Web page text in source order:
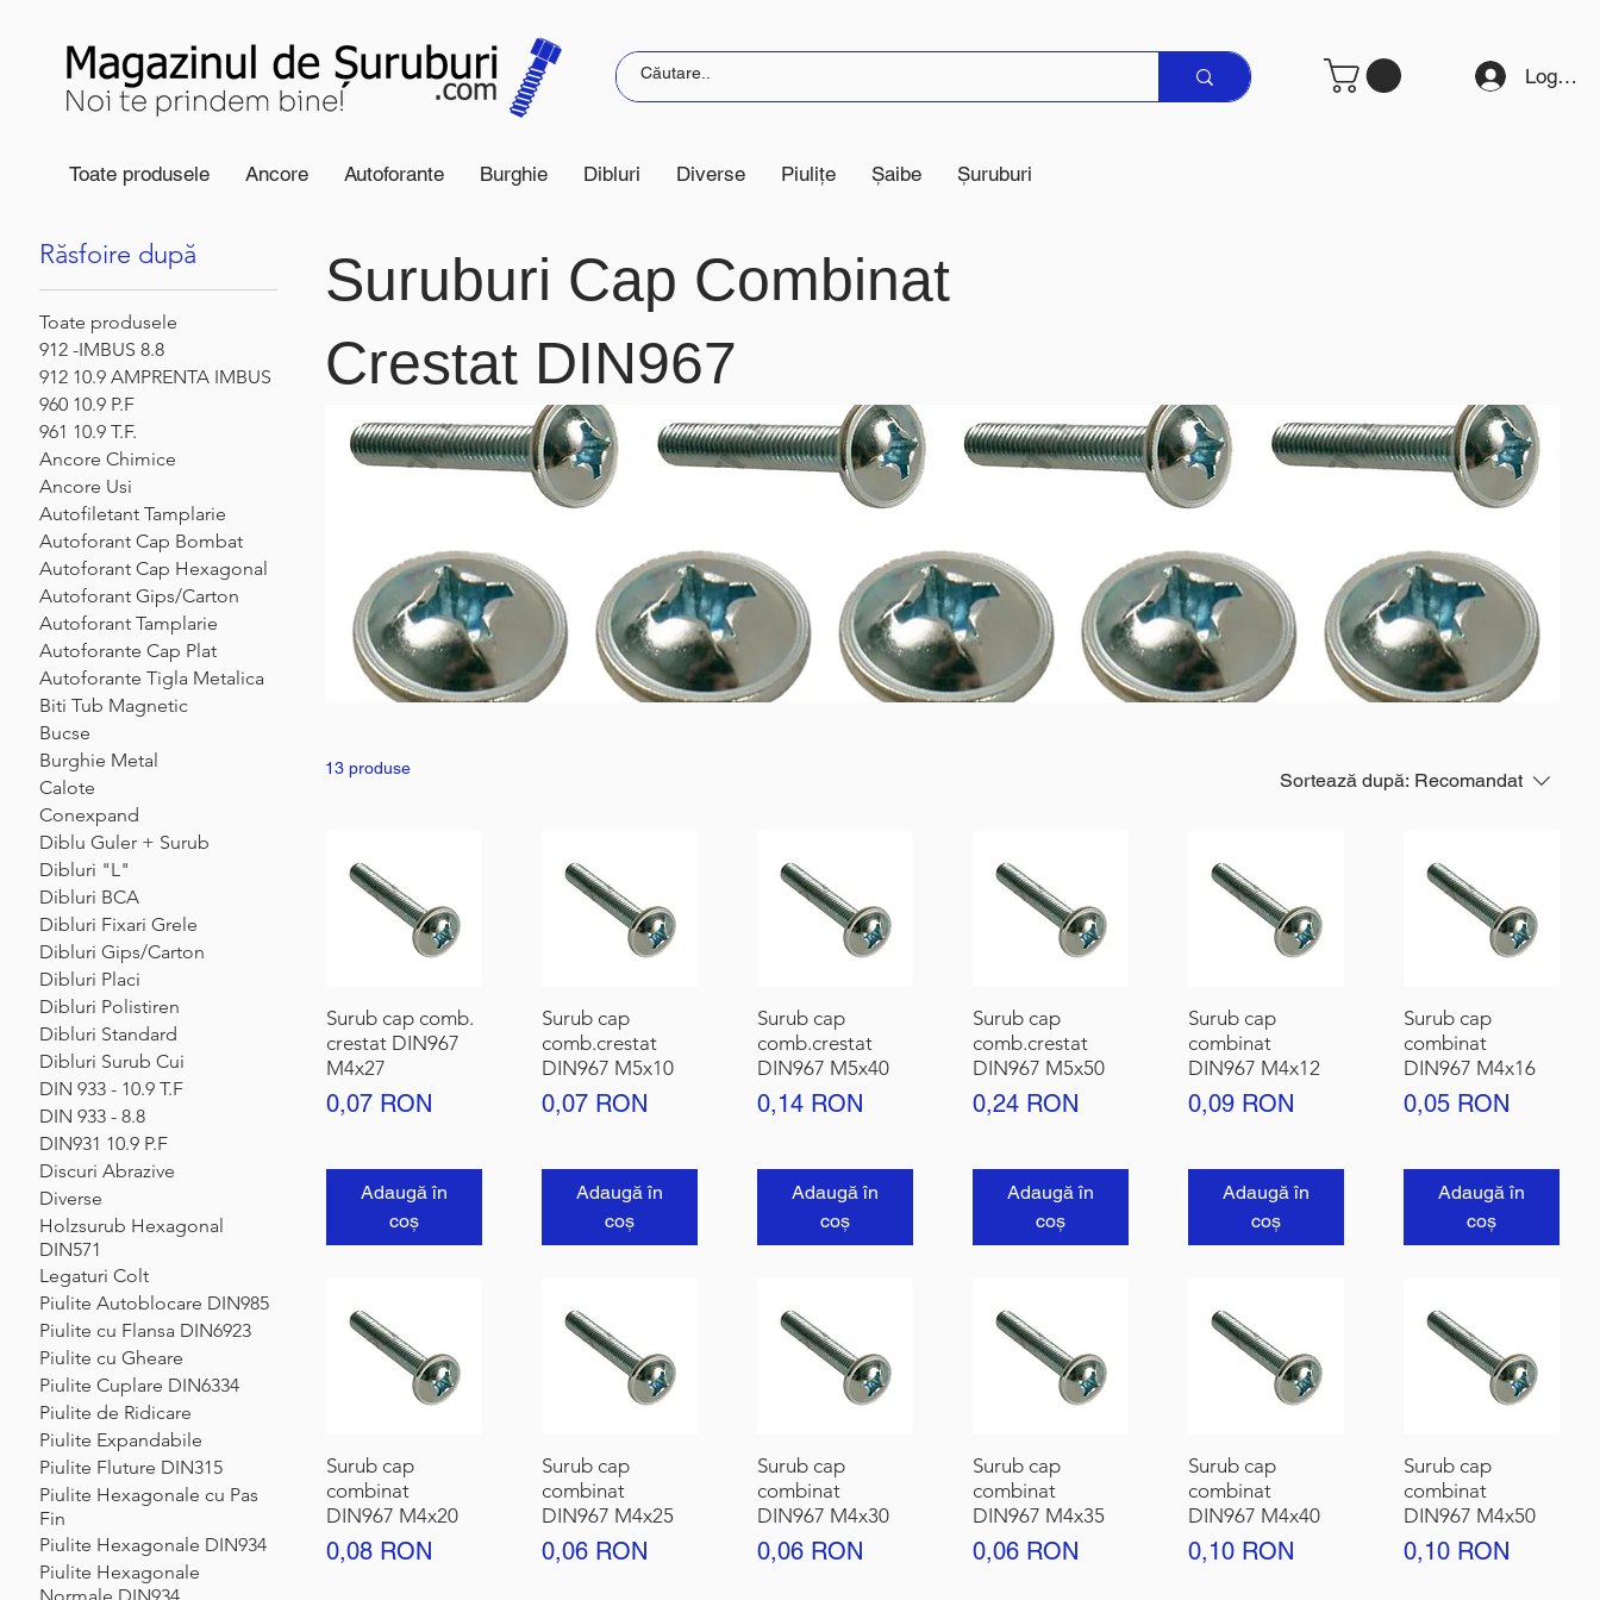
Toate produsele Ancore Autoforante Burghie Dibluri Diverse Piulițe Șaibe Șuruburi
Logare
Start Suruburi Cap Combinat Crestat DIN967
Răsfoire după
Toate produsele
912 -IMBUS 8.8
912 10.9 AMPRENTA IMBUS
960 10.9 P.F
961 10.9 T.F.
Ancore Chimice
Ancore Usi
Autofiletant Tamplarie
Autoforant Cap Bombat
Autoforant Cap Hexagonal
Autoforant Gips/Carton
Autoforant Tamplarie
Autoforante Cap Plat
Autoforante Tigla Metalica
Biti Tub Magnetic
Bucse
Burghie Metal
Calote
Conexpand
Diblu Guler + Surub
Dibluri "L"
Dibluri BCA
Dibluri Fixari Grele
Dibluri Gips/Carton
Dibluri Placi
Dibluri Polistiren
Dibluri Standard
Dibluri Surub Cui
DIN 933 - 10.9 T.F
DIN 933 - 8.8
DIN931 10.9 P.F
Discuri Abrazive
Diverse
Holzsurub Hexagonal
DIN571
Legaturi Colt
Piulite Autoblocare DIN985
Piulite cu Flansa DIN6923
Piulite cu Gheare
Piulite Cuplare DIN6334
Piulite de Ridicare
Piulite Expandabile
Piulite Fluture DIN315
Piulite Hexagonale cu Pas
Fin
Piulite Hexagonale DIN934
Piulite Hexagonale
Suruburi Cap Combinat
Crestat DIN967
13 produse
Sortează după: Recomandat
Surub cap comb.
crestat DIN967
M4x27
Preț
0,07 RON
Adaugă în
coș
Surub cap
comb.crestat
DIN967 M5x10
Preț
0,07 RON
Adaugă în
coș
Surub cap
comb.crestat
DIN967 M5x40
Preț
0,14 RON
Adaugă în
coș
Surub cap
comb.crestat
DIN967 M5x50
Preț
0,24 RON
Adaugă în
coș
Surub cap
combinat
DIN967 M4x12
Preț
0,09 RON
Adaugă în
coș
Surub cap
combinat
DIN967 M4x16
Preț
0,05 RON
Adaugă în
coș
Surub cap
combinat
DIN967 M4x20
Preț
0,08 RON
Surub cap
combinat
DIN967 M4x25
Preț
0,06 RON
Surub cap
combinat
DIN967 M4x30
Preț
0,06 RON
Surub cap
combinat
DIN967 M4x35
Preț
0,06 RON
Surub cap
combinat
DIN967 M4x40
Preț
0,10 RON
Surub cap
combinat
DIN967 M4x50
Preț
0,10 RON